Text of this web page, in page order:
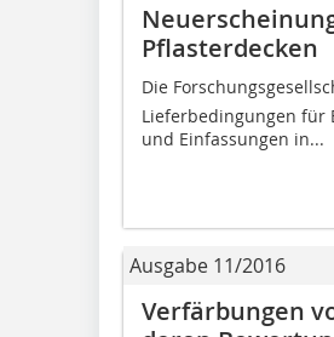
Pflasterdecken
Die
Lieferbedingungen für
und Einfassungen in...
Ausgabe 11/2016
Verfärbungen